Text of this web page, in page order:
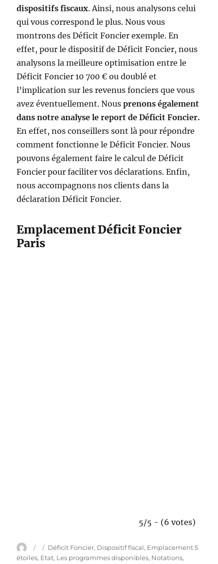
dispositifs fiscaux. Ainsi, nous analysons celui
qui vous correspond le plus. Nous vous
montrons des Déficit Foncier exemple. En
effet, pour le dispositif de Déficit Foncier, nous
analysons la meilleure optimisation entre le
Déficit Foncier 10 700 € ou doublé et
l’implication sur les revenus fonciers que vous
avez éventuellement. Nousprenons également
dans notre analyse le report de Déficit Foncier.
En effet, nos conseillers sont là pour répondre
comment fonctionne le Déficit Foncier. Nous
pouvons également faire le calcul de Déficit
Foncier pour faciliter vos déclarations. Enfin,
nous accompagnons nos clients dans la
déclaration Déficit Foncier.
Emplacement Déficit Foncier
Paris
5/5 - (6 votes)
A
u
P
u
C
a
Déficit Foncier, Dispositif fiscal, Emplacement 5
étoiles, Etat, Les programmes disponibles, Notations,